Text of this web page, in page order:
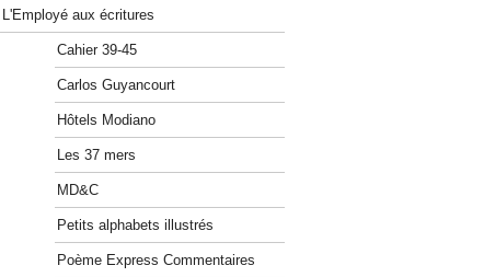
L'Employé aux écritures
Cahier 39-45
Carlos Guyancourt
Hôtels Modiano
Les 37 mers
MD&C
Petits alphabets illustrés
Poème Express Commentaires